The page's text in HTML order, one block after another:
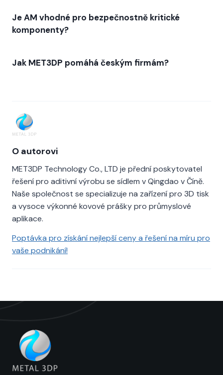
Je AM vhodné pro bezpečnostně kritické
komponenty?
Jak MET3DP pomáhá českým firmám?
O autorovi
MET3DP Technology Co., LTD je přední poskytovatel
řešení pro aditivní výrobu se sídlem v Qingdao v Číně.
Naše společnost se specializuje na zařízení pro 3D tisk
a vysoce výkonné kovové prášky pro průmyslové
aplikace.
Poptávka pro získání nejlepší ceny a řešení na míru pro
vaše podnikání!